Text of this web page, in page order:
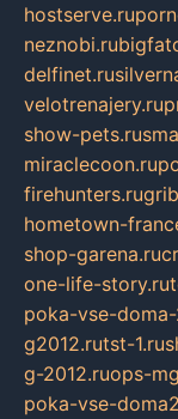
hostserve.ru
neznobi.ru
delfinet.ru
velotrenajery.ru
show-pets.ru
miraclecoon.ru
firehunters.ru
hometown-
shop-garena.ru
one-life-story.ru
poka-vse-
g2012.rutst-1.ru
g-2012.ruops-
poka-vse-